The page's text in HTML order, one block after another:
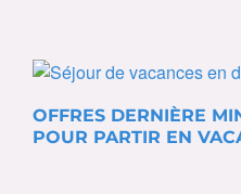
OFFRES DERNIÈRE
POUR PARTIR EN